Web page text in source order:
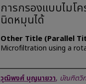
การกรองแบบไมโ
นิดหมุนได้
Other Title (Parallel
Microfiltration using a
Author
วุฒิพงศ์ บุญนายวา, บัณฑิตวิ